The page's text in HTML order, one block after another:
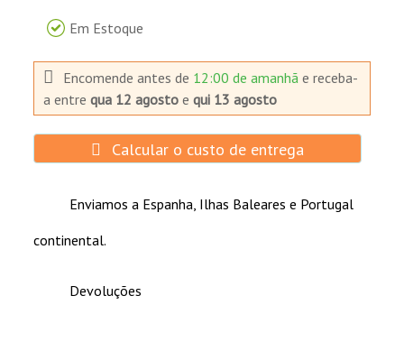
Em Estoque
Encomende antes de 12:00 de amanhãe receba-
aentrequa 12 agosto equi 13 agosto
Calcular o custo de entrega
Enviamos a Espanha, Ilhas Baleares e Portugal
continental.
Devoluções